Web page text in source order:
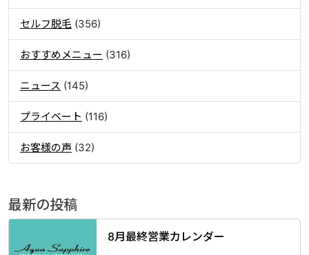
セルフ脱毛 (356)
おすすめメニュー (316)
ニュース (145)
プライベート (116)
お客様の声 (32)
最新の投稿
8月最終営業カレンダー